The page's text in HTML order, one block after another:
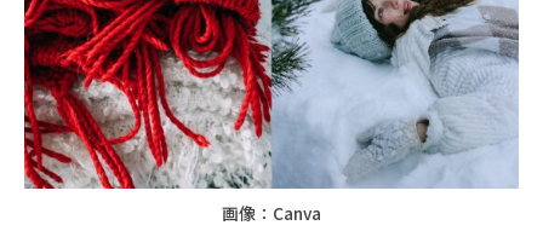
画像：Canva